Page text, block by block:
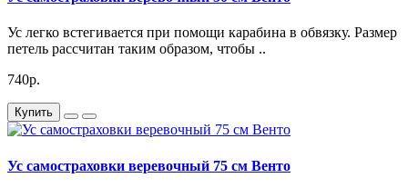
Ус легко встегивается при помощи карабина в обвязку. Размер
петель рассчитан таким образом, чтобы ..
740р.
Купить
Ус самостраховки веревочный 75 см Венто